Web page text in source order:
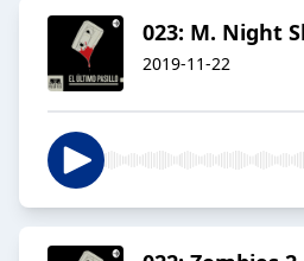
023: M. Night
2019-11-22